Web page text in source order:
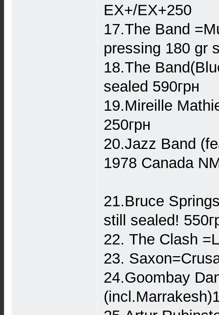
EX+/EX+250
17.The Band
pressing 180 gr
18.The
sealed 590грн
19.Mireille
250грн
20.Jazz Band
1978 Canada
21.Bruce
still sealed!
22. The Clash
23.
24.Goombay